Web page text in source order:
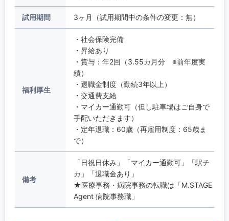
試用期間 3ヶ月（試用期間中の条件の変更：無）
福利厚生
・社会保険完備
・昇給あり
・賞与：年2回（3.55カ月分 ※前年度実
績）
・退職金制度（勤続3年以上）
・交通費支給
・マイカー通勤可（但し駐車場はご自身で
手配いただきます）
・定年退職：60歳（再雇用制度：65歳ま
で）
備考
「日祝日休み」「マイカー通勤可」「駅チ
カ」「退職金あり」
★医療事務・病院事務の転職は「M.STAGE
Agent 病院事務職」